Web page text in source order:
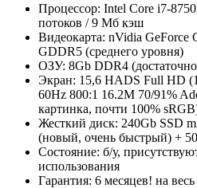
Процессор: Intel Core i7-
потоков / 9 Мб кэш
Видеокарта: nVidia GeForce
GDDR5 (среднего уровня)
ОЗУ: 8Gb DDR4
Экран: 15,6 HADS Full HD
60Hz 800:1 16.2M 70/91%
картинка, почти 100%
Жесткий диск: 240Gb SSD
(новый, очень быстрый) +
Состояние: б/у,
использования
Гарантия: 6 месяцев! на